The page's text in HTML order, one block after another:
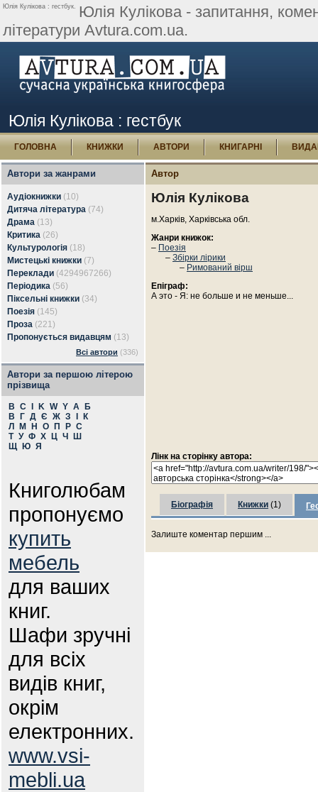
Юлія Кулікова : гестбук. Юлія Кулікова - запитання,
літератури Avtura.com.ua.
Юлія Кулікова : гестбук
ГОЛОВНА КНИЖКИ АВТОРИ КНИГАРНІ
Автори за жанрами
Аудіокнижки (10)
Дитяча література (74)
Драма (13)
Критика (26)
Культурологія (18)
Мистецькі книжки (7)
Переклади (4294967266)
Періодика (56)
Піксельні книжки (34)
Поезія (145)
Проза (221)
Пропонується видавцям (13)
Всі автори (336)
Автори за першою літерою
прізвища
B C K W Y А
Б
В
Г Д Є Ж З
К
Л
М Н О П Р С
Т У Ф Х Ц Ч
Ш
Щ
Ю Я
Книголюбам
пропонуємо
купить
мебель
для ваших
книг.
Шафи зручні
для всіх
видів книг,
окрім
електронних.
www.vsi-
mebli.ua
Автор
Юлія Кулікова
м.Харків, Харківська обл.
Жанри книжок:
– Поезія
– Збірки лірики
– Римований вірш
Епіграф:
А это - Я: не больше и не меньше...
Лінк на сторінку автора:
Біографія Книжки (1)
Залиште коментар першим ...